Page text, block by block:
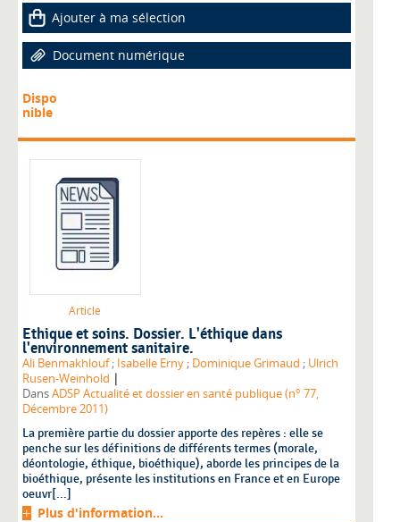
Ajouter à ma sélection
Document numérique
Dispo
nible
Article
Ethique et soins. Dossier. L'éthique dans
l'environnement sanitaire.
Ali Benmakhlouf ; Isabelle Erny ; Dominique Grimaud ; Ulrich
Rusen-Weinhold |
DansADSP Actualité et dossier en santé publique (n° 77,
Décembre 2011)
La première partie du dossier apporte des repères : elle se
penche sur les définitions de différents termes (morale,
déontologie, éthique, bioéthique), aborde les principes de la
bioéthique, présente les institutions en France et en Europe
oeuvr[...]
Plus d'information...